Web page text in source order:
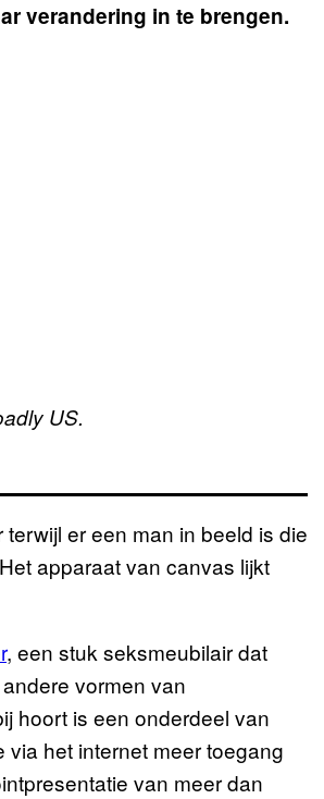
verandering in te brengen.
US.
er een man in beeld is die
apparaat van canvas lijkt
, een stuk seksmeubilair dat
vormen van
hoort is een onderdeel van
het internet meer toegang
van meer dan